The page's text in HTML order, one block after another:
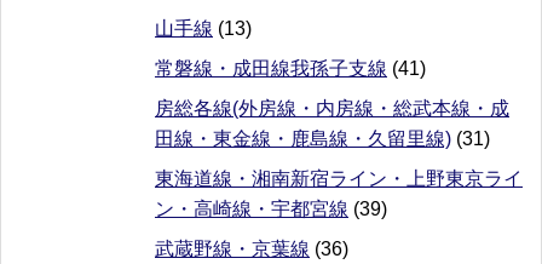
山手線 (13)
常磐線・成田線我孫子支線 (41)
房総各線(外房線・内房線・総武本線・成
田線・東金線・鹿島線・久留里線) (31)
東海道線・湘南新宿ライン・上野東京ライ
ン・高崎線・宇都宮線 (39)
武蔵野線・京葉線 (36)